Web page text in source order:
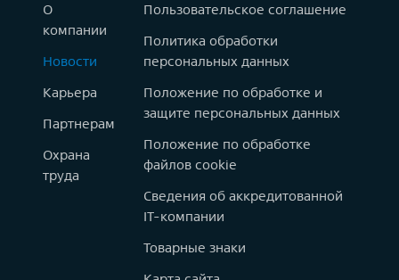
О
компании
Новости
Карьера
Партнерам
Охрана
труда
Пользовательское соглашение
Политика обработки
персональных данных
Положение по обработке и
защите персональных данных
Положение по обработке
файлов cookie
Сведения об аккредитованной
IT-компании
Товарные знаки